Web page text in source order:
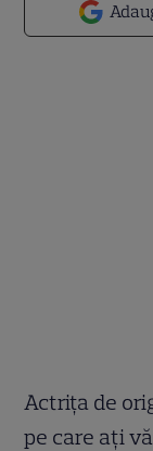
Actriţa de
pe care aţi